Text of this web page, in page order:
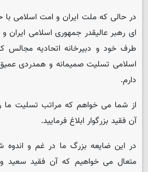
در حالی که ملت ایران و امت اسلامی
ای رهبر عالیقدر جمهوری اسلامی ایران
طرف خود و دبیرخانه اتحادیه
اسلامی تسلیت صمیمانه و همدردی
دارم.
از شما می خواهم که مراتب تسلیت ما
آن فقید بزرگوار ابلاغ فرمایید.
در این ضایعه بزرگ ما در غم و
متعال می خواهیم که آن فقید سعید